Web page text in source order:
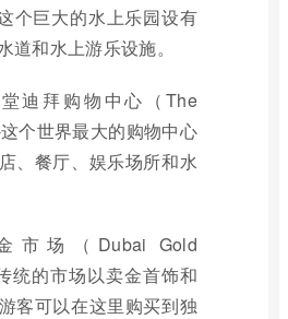
个巨大的水上乐园设有
道和水上游乐设施。
迪拜购物中心（The
个世界最大的购物中心
、餐厅、娱乐场所和水
市场（Dubai Gold
统的市场以卖金首饰和
客可以在这里购买到独